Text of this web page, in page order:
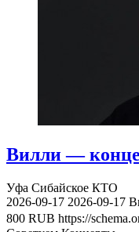
Вилли —
Уфа Сибайское КТО
2026-09-17 2026-09-17
800 RUB https://